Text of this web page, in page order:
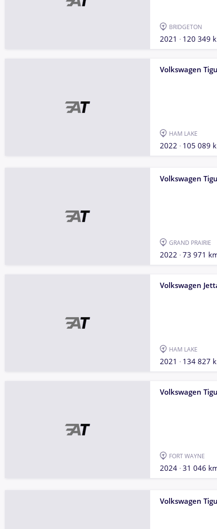
BRIDGETON
2021 120 349
Volkswagen
HAM LAKE
2022 105 089
Volkswagen
GRAND PRAIRIE
2022 73 971
Volkswagen
HAM LAKE
2021 134 827
Volkswagen
FORT WAYNE
2024 31 046
Volkswagen